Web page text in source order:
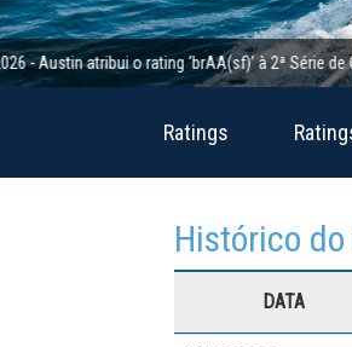
atribui o rating ‘brAA(sf)’ à 2ª Série de Cotas
Ratings
Histórico
DATA